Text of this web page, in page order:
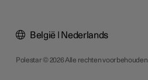
Polestar © 2026 Alle rechten voorbehouden
België | Nederlands